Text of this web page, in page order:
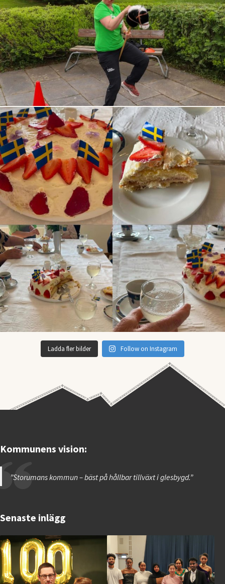
Ladda fler bilder Follow on Instagram
Kommunens vision:
”Storumans kommun – bäst på hållbar tillväxt i glesbygd.”
Senaste inlägg